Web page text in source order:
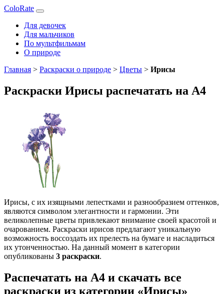
ColoRate
Для девочек
Для мальчиков
По мультфильмам
О природе
Главная > Раскраски о природе > Цветы > Ирисы
Раскраски Ирисы распечатать на А4
Ирисы, с их изящными лепестками и разнообразием оттенков,
являются символом элегантности и гармонии. Эти
великолепные цветы привлекают внимание своей красотой и
очарованием. Раскраски ирисов предлагают уникальную
возможность воссоздать их прелесть на бумаге и насладиться
их утонченностью. На данный момент в категории
опубликованы 3 раскраски.
Распечатать на А4 и скачать все
раскраски из категории «Ирисы»